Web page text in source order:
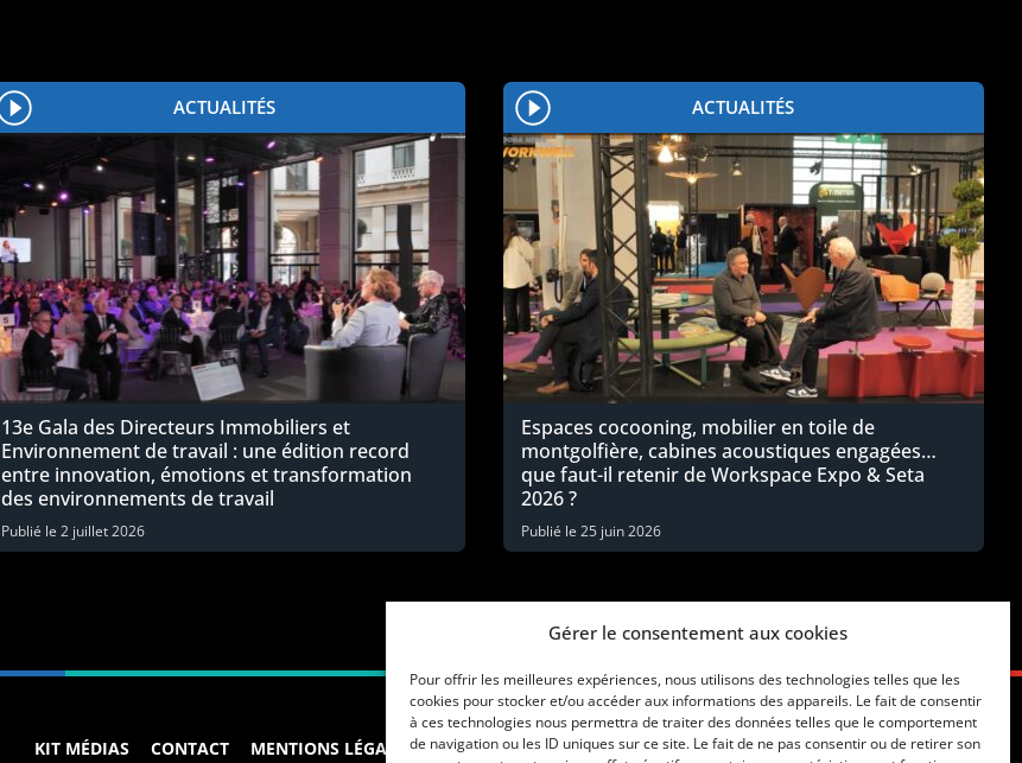
Gérer le consentement aux cookies
Pour offrir les meilleures expériences, nous utilisons des technologies telles que les
cookies pour stocker et/ou accéder aux informations des appareils. Le fait de consentir
à ces technologies nous permettra de traiter des données telles que le comportement
de navigation ou les ID uniques sur ce site. Le fait de ne pas consentir ou de retirer son
ACTUALITÉS
13e Gala des Directeurs Immobiliers et
Environnement de travail : une édition record
entre innovation, émotions et transformation
des environnements de travail
Publié le2 juillet 2026
ACTUALITÉS
Espaces cocooning, mobilier en toile de
montgolfière, cabines acoustiques engagées…
que faut-il retenir de Workspace Expo & Seta
2026 ?
Publié le 25 juin 2026
KIT MÉDIAS CONTACT MENTIONS LÉGALES